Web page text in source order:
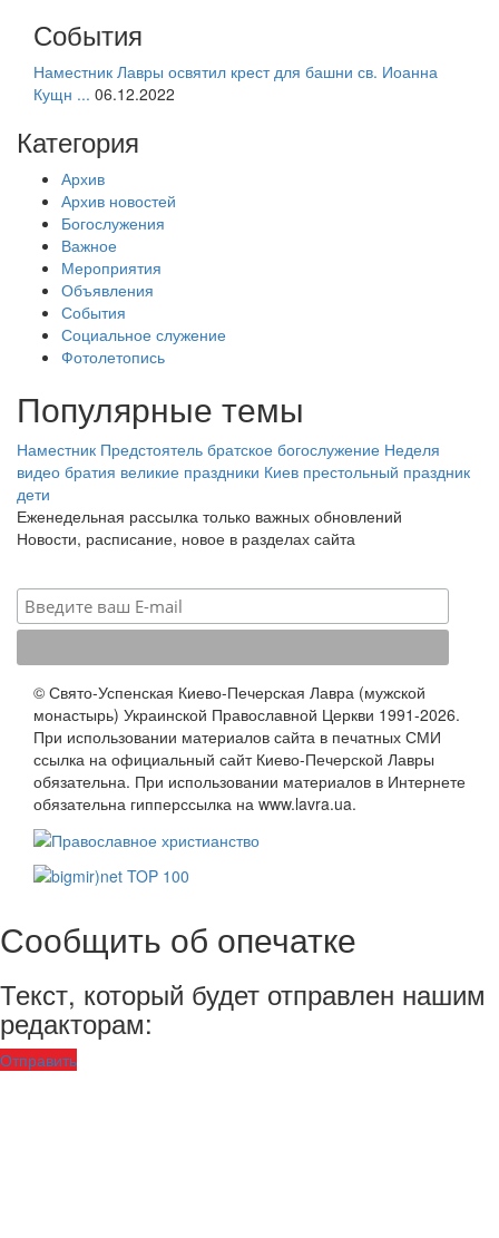
События
Наместник Лавры освятил крест для башни св. Иоанна
Кущн ... 06.12.2022
Категория
Архив
Архив новостей
Богослужения
Важное
Мероприятия
Объявления
События
Социальное служение
Фотолетопись
Популярные темы
Наместник Предстоятель братское богослужение Неделя
видео братия великие праздники Киев престольный праздник
дети
Еженедельная рассылка только важных обновлений
Новости, расписание, новое в разделах сайта
© Свято-Успенская Киево-Печерская Лавра (мужской
монастырь) Украинской Православной Церкви 1991-2026.
При использовании материалов сайта в печатных СМИ
ссылка на официальный сайт Киево-Печерской Лавры
обязательна. При использовании материалов в Интернете
обязательна гипперссылка на www.lavra.ua.
Сообщить об опечатке
Текст, который будет отправлен нашим
редакторам:
Отправить